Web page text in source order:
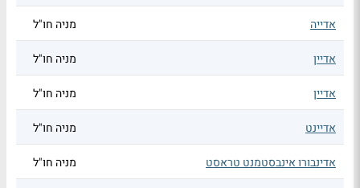
אדייה מניה חו"ל
אדיין מניה חו"ל
אדיין מניה חו"ל
אדיינט מניה חו"ל
אדינבורו אינבסטמנט טראסט מניה חו"ל